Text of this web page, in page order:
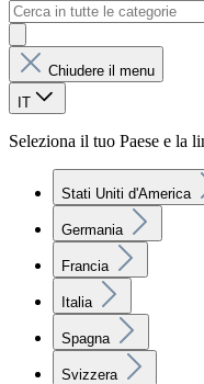
Chiudere il menu
IT
Seleziona il tuo Paese e la
Stati Uniti d'America
Germania
Francia
Italia
Spagna
Svizzera